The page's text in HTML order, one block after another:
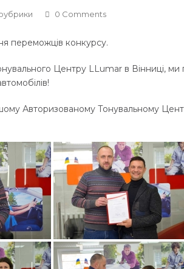
0 Comments
переможців конкурсу.
Центру LLumar в Вінниці,
Авторизованому Тонувальному